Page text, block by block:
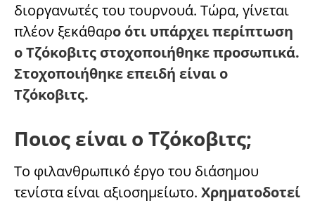
διοργανωτές του τουρνουά. Τώρα, γίνεται
πλέον ξεκάθαρο ότι υπάρχει περίπτωση
ο Τζόκοβιτς στοχοποιήθηκε προσωπικά.
Στοχοποιήθηκε επειδή είναι ο
Τζόκοβιτς.
Ποιος είναι ο Τζόκοβιτς;
Το φιλανθρωπικό έργο του διάσημου
τενίστα είναι αξιοσημείωτο. Χρηματοδοτεί